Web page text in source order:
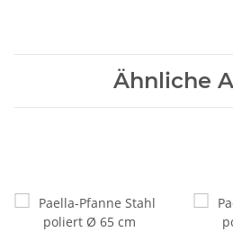
Ähnliche